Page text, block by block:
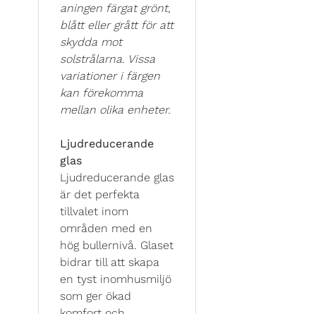
aningen färgat grönt,
blått eller grått för att
skydda mot
solstrålarna. Vissa
variationer i färgen
kan förekomma
mellan olika enheter.
Ljudreducerande
glas
Ljudreducerande glas
är det perfekta
tillvalet inom
områden med en
hög bullernivå. Glaset
bidrar till att skapa
en tyst inomhusmiljö
som ger ökad